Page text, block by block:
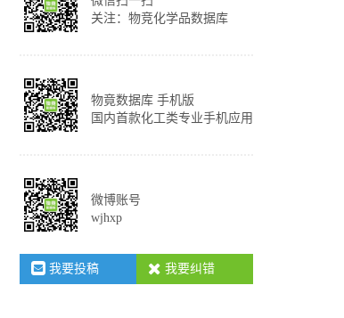
关注：物竞化学品数据库
物竟数据库 手机版
国内首款化工类专业手机应用
微博账号
wjhxp
我要投稿 我要纠错